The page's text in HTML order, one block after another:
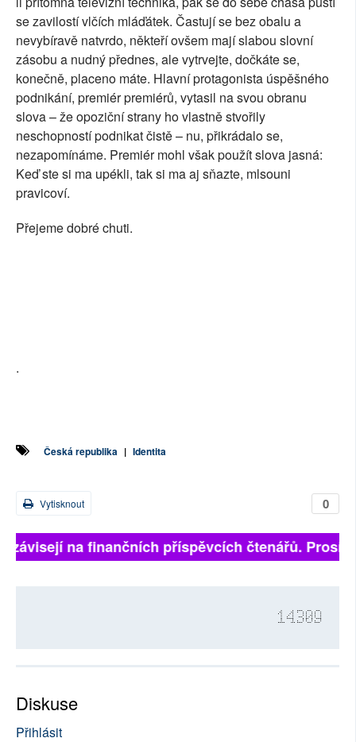
se zavilostí vlčích mláďátek. Častují se bez obalu a
nevybíravě natvrdo, někteří ovšem mají slabou slovní
zásobu a nudný přednes, ale vytrvejte, dočkáte se,
konečně, placeno máte. Hlavní protagonista úspěšného
podnikání, premiér premiérů, vytasil na svou obranu
slova – že opoziční strany ho vlastně stvořily
neschopností podnikat čistě – nu, přikrádalo se,
nezapomínáme. Premiér mohl však použít slova jasná:
Keď ste si ma upékli, tak si ma aj sňazte, mlsouni
pravicoví.
Přejeme dobré chuti.
.
Česká republika | Identita
0
Vytisknout
na finančních příspěvcích čtenářů.
14309
Diskuse
Přihlásit